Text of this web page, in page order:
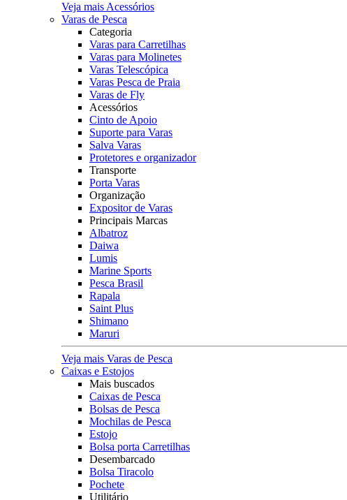
Veja mais Acessórios
Varas de Pesca
Categoria
Varas para Carretilhas
Varas para Molinetes
Varas Telescópica
Varas Pesca de Praia
Varas de Fly
Acessórios
Cinto de Apoio
Suporte para Varas
Salva Varas
Protetores e organizador
Transporte
Porta Varas
Organização
Expositor de Varas
Principais Marcas
Albatroz
Daiwa
Lumis
Marine Sports
Pesca Brasil
Rapala
Saint Plus
Shimano
Maruri
Veja mais Varas de Pesca
Caixas e Estojos
Mais buscados
Caixas de Pesca
Bolsas de Pesca
Mochilas de Pesca
Estojo
Bolsa porta Carretilhas
Desembarcado
Bolsa Tiracolo
Pochete
Utilitário